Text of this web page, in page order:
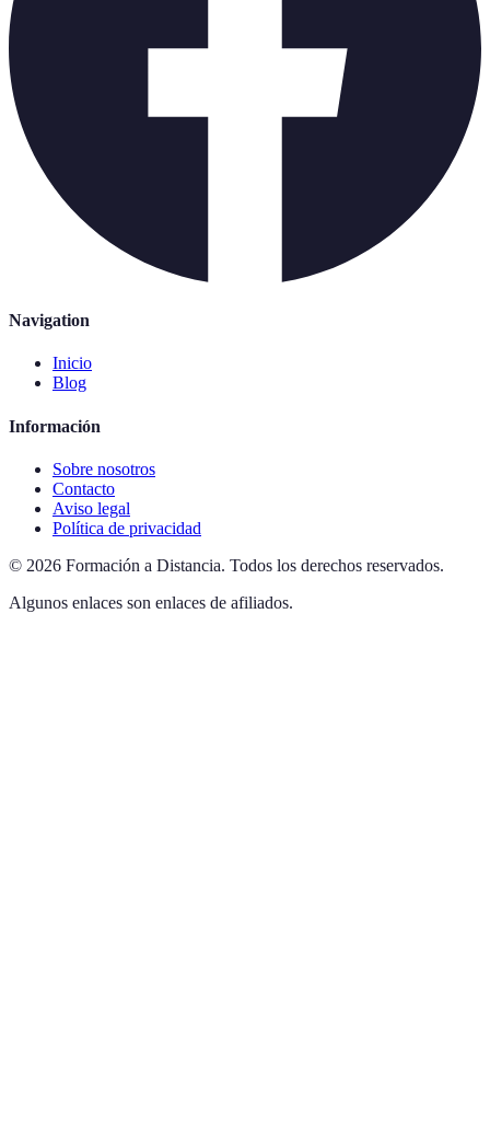
Navigation
Inicio
Blog
Información
Sobre nosotros
Contacto
Aviso legal
Política de privacidad
© 2026 Formación a Distancia. Todos los derechos reservados.
Algunos enlaces son enlaces de afiliados.